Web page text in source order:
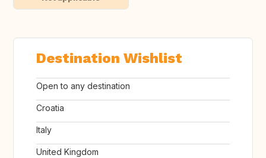
Destination Wishlist
Open to any destination
Croatia
Italy
United Kingdom